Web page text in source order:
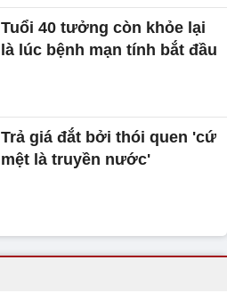
Tuổi 40 tưởng còn khỏe lại
là lúc bệnh mạn tính bắt đầu
Trả giá đắt bởi thói quen 'cứ
mệt là truyền nước'